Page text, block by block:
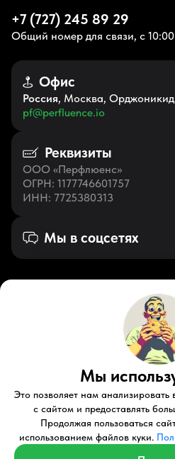
+7 (727) 245 89 29
Общий номер для связи, с
Офис
Россия, Москва,
pf@perfluence.io
Реквизиты
ООО «Перфлюенс»
ОГРН: 1177746601757
ИНН: 7725380313
Мы в соцсетях
Русский
ZenYoutube
Правовые документы
© 2026 Perfluence LLC
Политика
Мы
Это позволяет нам анализировать
с сайтом и предоставлять
Продолжая пользоваться
использованием файлов куки.